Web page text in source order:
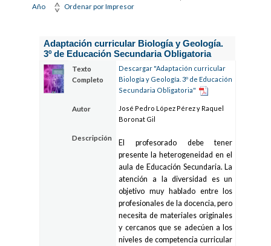
Año
Ordenar por Impresor
Adaptación curricular Biología y Geología.
3º de Educación Secundaria Obligatoria
Texto
Completo
Descargar "Adaptación curricular
Biología y Geología. 3º de Educación
Secundaria Obligatoria"
Autor
José Pedro López Pérez y Raquel
Boronat Gil
Descripción
El profesorado debe tener
presente la heterogeneidad en el
aula de Educación Secundaria. La
atención a la diversidad es un
objetivo muy hablado entre los
profesionales de la docencia, pero
necesita de materiales originales
y cercanos que se adecúen a los
niveles de competencia curricular